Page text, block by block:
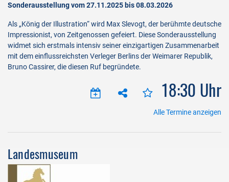
Sonderausstellung vom 27.11.2025 bis 08.03.2026
Als „König der Illustration“ wird Max Slevogt, der berühmte deutsche
Impressionist, von Zeitgenossen gefeiert. Diese Sonderausstellung
widmet sich erstmals intensiv seiner einzigartigen Zusammenarbeit
mit dem einflussreichsten Verleger Berlins der Weimarer Republik,
Bruno Cassirer, die diesen Ruf begründete.
18:30 Uhr
Alle Termine anzeigen
Landesmuseum